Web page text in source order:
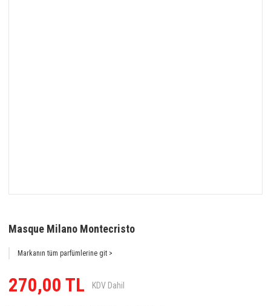
Masque Milano Montecristo
Markanın tüm parfümlerine git >
270,00 TL KDV Dahil